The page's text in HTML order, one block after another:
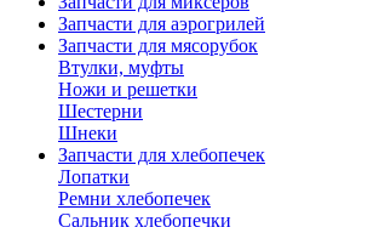
Запчасти для аэрогрилей
Запчасти для мясорубок
Втулки, муфты
Ножи и решетки
Шестерни
Шнеки
Запчасти для хлебопечек
Лопатки
Ремни хлебопечек
Сальник хлебопечки